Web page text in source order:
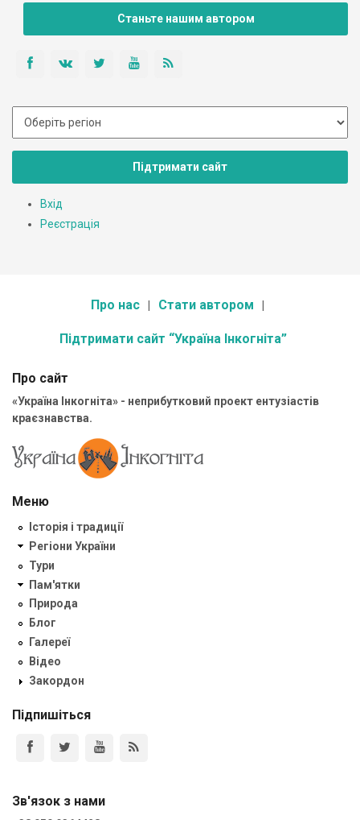
Станьте нашим автором
Підтримати сайт
Вхід
Реєстрація
Про нас Стати автором
Підтримати сайт “Україна Інкогніта”
Про сайт
«Україна Інкогніта» - неприбутковий проект ентузіастів
краєзнавства.
Меню
Історія і традиції
Регіони України
Тури
Пам'ятки
Природа
Блог
Галереї
Відео
Закордон
Підпишіться
Зв'язок з нами